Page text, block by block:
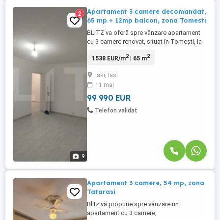
9
2
Apartament 3 camere decomandat,
65 mp + 12mp balcon, zona Tomesti
BLITZ va oferă spre vânzare apartament
cu 3 camere renovat, situat în Tomești, la
investiție. Locuința are o suprafață utilă de
generoase (12,46 mp). Avantaje:
apartament complet renovat totul este
nou, instalație electrică ...
1538 EUR/m2| 65 m2
Iasi, Iasi
11 mai
99 990 EUR
Telefon validat
Apartament 3 camere, 54 mp, zona
Tatarasi
Blitz vă propune spre vânzare un
apartament cu 3 camere,